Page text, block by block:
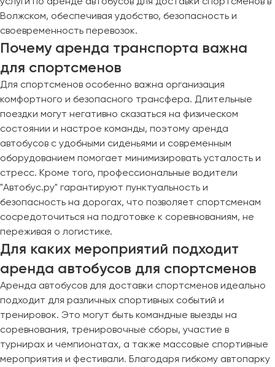
Волжском, обеспечивая удобство, безопасность и
своевременность перевозок.
Почему аренда транспорта важна
для спортсменов
Для спортсменов особенно важна организация
комфортного и безопасного трансфера. Длительные
поездки могут негативно сказаться на физическом
состоянии и настрое команды, поэтому аренда
автобусов с удобными сиденьями и современным
оборудованием помогает минимизировать усталость и
стресс. Кроме того, профессиональные водители
"Автобус.ру" гарантируют пунктуальность и
безопасность на дорогах, что позволяет спортсменам
сосредоточиться на подготовке к соревнованиям, не
переживая о логистике.
Для каких мероприятий подходит
аренда автобусов для спортсменов
Аренда автобусов для доставки спортсменов идеально
подходит для различных спортивных событий и
тренировок. Это могут быть командные выезды на
соревнования, тренировочные сборы, участие в
турнирах и чемпионатах, а также массовые спортивные
мероприятия и фестивали. Благодаря гибкому автопарку